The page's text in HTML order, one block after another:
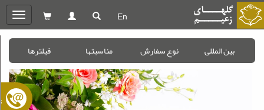
En
بین المللی نوع سفارش مناسبتها فیلترها